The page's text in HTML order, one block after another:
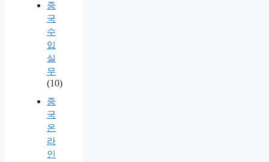
중
국
수
입
실
무
(10)
중
국
온
라
인